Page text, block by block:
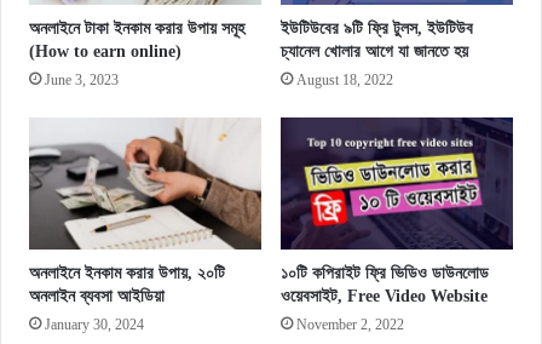
অনলাইনে টাকা ইনকাম করার উপায় সমূহ
(How to earn online)
June 3, 2023
ইউটিউবের ৯টি ফ্রি টুলস, ইউটিউব
চ্যানেল খোলার আগে যা জানতে হয়
August 18, 2022
অনলাইনে ইনকাম করার উপায়, ২০টি
অনলাইন ব্যবসা আইডিয়া
January 30, 2024
১০টি কপিরাইট ফ্রি ভিডিও ডাউনলোড
ওয়েবসাইট, Free Video Website
November 2, 2022